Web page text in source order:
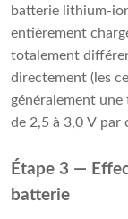
batterie lithium-
entièrement
totalement
directement (les
généralement
de 2,5 à 3,0 V par
Étape 3 —
batterie